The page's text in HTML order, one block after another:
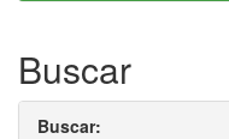
Buscar
Buscar: